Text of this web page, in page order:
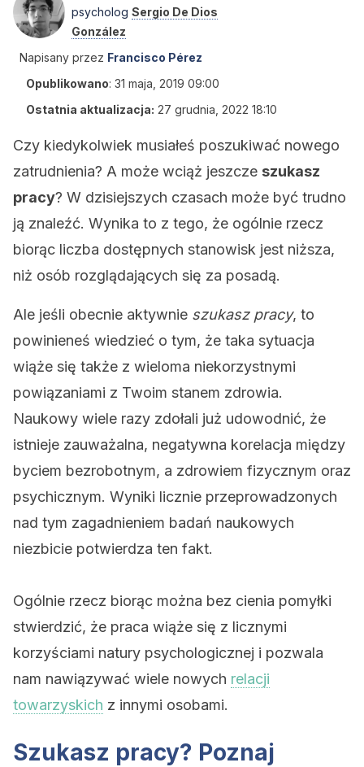
psycholog Sergio De Dios
González
Napisany przez Francisco Pérez
Opublikowano: 31 maja, 2019 09:00
Ostatnia aktualizacja: 27 grudnia, 2022 18:10
Czy kiedykolwiek musiałeś poszukiwać nowego
zatrudnienia? A może wciąż jeszcze szukasz
pracy? W dzisiejszych czasach może być trudno
ją znaleźć. Wynika to z tego, że ogólnie rzecz
biorąc liczba dostępnych stanowisk jest niższa,
niż osób rozglądających się za posadą.
Ale jeśli obecnie aktywnie szukasz pracy, to
powinieneś wiedzieć o tym, że taka sytuacja
wiąże się także z wieloma niekorzystnymi
powiązaniami z Twoim stanem zdrowia.
Naukowy wiele razy zdołali już udowodnić, że
istnieje zauważalna, negatywna korelacja między
byciem bezrobotnym, a zdrowiem fizycznym oraz
psychicznym. Wyniki licznie przeprowadzonych
nad tym zagadnieniem badań naukowych
niezbicie potwierdza ten fakt.
Ogólnie rzecz biorąc można bez cienia pomyłki
stwierdzić, że praca wiąże się z licznymi
korzyściami natury psychologicznej i pozwala
nam nawiązywać wiele nowych relacji
towarzyskich z innymi osobami.
Szukasz pracy? Poznaj